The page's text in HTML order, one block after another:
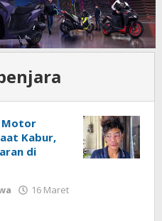
Motor
Kabur,
di
16 Maret